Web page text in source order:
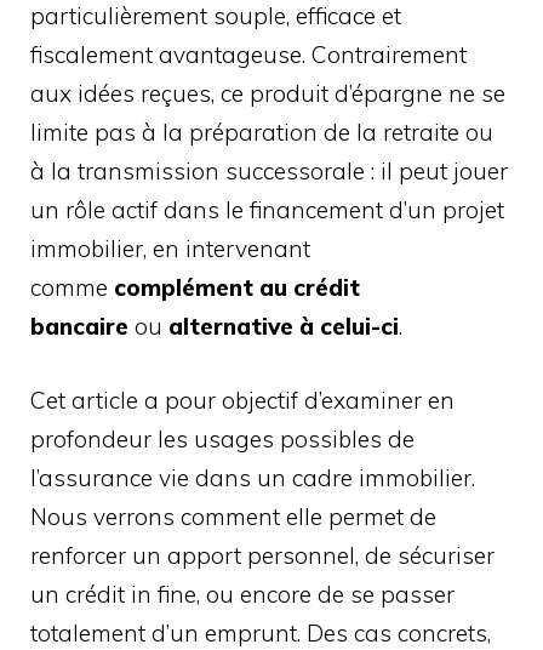
particulièrement souple, efficace et
fiscalement avantageuse. Contrairement
aux idées reçues, ce produit d’épargne ne se
limite pas à la préparation de la retraite ou
à la transmission successorale : il peut jouer
un rôle actif dans le financement d’un projet
immobilier, en intervenant
comme complément au crédit
bancaire ou alternative à celui-ci.
Cet article a pour objectif d’examiner en
profondeur les usages possibles de
l’assurance vie dans un cadre immobilier.
Nous verrons comment elle permet de
renforcer un apport personnel, de sécuriser
un crédit in fine, ou encore de se passer
totalement d’un emprunt. Des cas concrets,